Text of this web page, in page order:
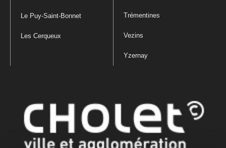
Le Puy-Saint-Bonnet
Les Cerqueux
Trémentines
Vezins
Yzernay